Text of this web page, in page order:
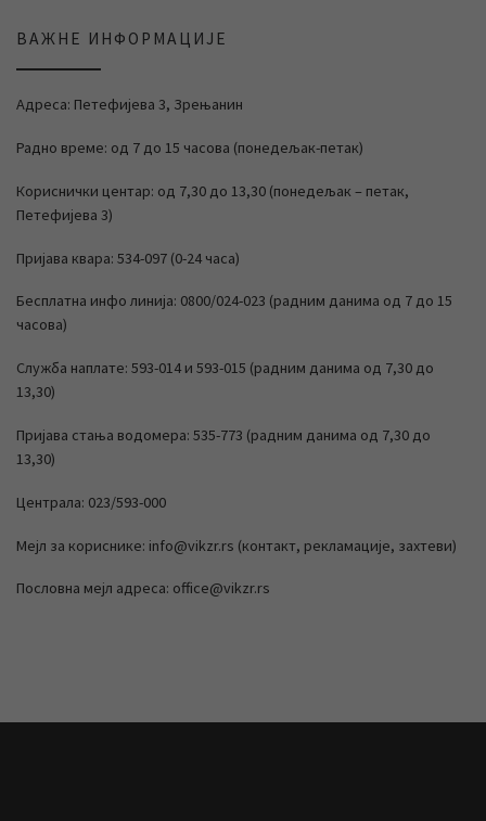
ВАЖНЕ ИНФОРМАЦИЈЕ
Адреса: Петефијева 3, Зрењанин
Радно време: од 7 до 15 часова (понедељак-петак)
Кориснички центар: од 7,30 до 13,30 (понедељак – петак,
Петефијева 3)
Пријава квара: 534-097 (0-24 часа)
Бесплатна инфо линија: 0800/024-023 (радним данима од 7 до 15
часова)
Служба наплате: 593-014 и 593-015 (радним данима од 7,30 до
13,30)
Пријава стања водомера: 535-773 (радним данима од 7,30 до
13,30)
Централа: 023/593-000
Мејл за кориснике: info@vikzr.rs (контакт, рекламације, захтеви)
Пословна мејл адреса: office@vikzr.rs